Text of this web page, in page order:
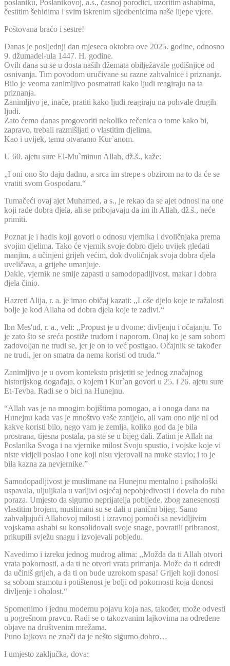
poslaniku, Poslanikovoj, a.s., časnoj porodici, uzoritim ashabima,
čestitim šehidima i svim iskrenim sljedbenicima naše lijepe vjere.
Poštovana braćo i sestre!
Danas je posljednji dan mjeseca oktobra ove 2025. godine, odnosno
9. džumadel-ula 1447. H. godine.
Ovih dana su se u dosta naših džemata obilježavale godišnjice od
osnivanja. Tim povodom uručivane su razne zahvalnice i priznanja.
Bilo je veoma zanimljivo posmatrati kako ljudi reagiraju na ta
priznanja.
Zanimljivo je, inače, pratiti kako ljudi reagiraju na pohvale drugih
ljudi.
Zato ćemo danas progovoriti nekoliko rečenica o tome kako bi,
zapravo, trebali razmišljati o vlastitim djelima.
Kao i uvijek, temu otvaramo Kur`anom.
U 60. ajetu sure El-Mu`minun Allah, dž.š., kaže:
„I oni ono što daju dadnu, a srca im strepe s obzirom na to da će se
vratiti svom Gospodaru.“
Tumačeći ovaj ajet Muhamed, a s., je rekao da se ajet odnosi na one
koji rade dobra djela, ali se pribojavaju da im ih Allah, dž.š., neće
primiti.
Poznat je i hadis koji govori o odnosu vjernika i dvoličnjaka prema
svojim djelima. Tako će vjernik svoje dobro djelo uvijek gledati
manjim, a učinjeni grijeh većim, dok dvoličnjak svoja dobra djela
uveličava, a grijehe umanjuje.
Dakle, vjernik ne smije zapasti u samodopadljivost, makar i dobra
djela činio.
Hazreti Alija, r. a. je imao običaj kazati: ,,Loše djelo koje te ražalosti
bolje je kod Allaha od dobra djela koje te zadivi.“
Ibn Mes'ud, r. a., veli: ,,Propust je u dvome: divljenju i očajanju. To
je zato što se sreća postiže trudom i naporom. Onaj ko je sam sobom
zadovoljan ne trudi se, jer je on to već postigao. Očajnik se također
ne trudi, jer on smatra da nema koristi od truda.“
Zanimljivo je u ovom kontekstu prisjetiti se jednog značajnog
historijskog događaja, o kojem i Kur`an govori u 25. i 26. ajetu sure
Et-Tevba. Radi se o bici na Hunejnu.
“Allah vas je na mnogim bojištima pomogao, a i onoga dana na
Hunejnu kada vas je mnoštvo vaše zanijelo, ali vam ono nije ni od
kakve koristi bilo, nego vam je zemlja, koliko god da je bila
prostrana, tijesna postala, pa ste se u bijeg dali. Zatim je Allah na
Poslanika Svoga i na vjernike milost Svoju spustio, i vojske koje vi
niste vidjeli poslao i one koji nisu vjerovali na muke stavio; i to je
bila kazna za nevjernike.”
Samodopadljivost je muslimane na Hunejnu mentalno i psihološki
uspavala, uljuljkala u varljivi osjećaj nepobjedivosti i dovela do ruba
poraza. Umjesto da sigurno neprijatelja pobijede, zbog zanesenosti
vlastitim brojem, muslimani su se dali u panični bijeg. Samo
zahvaljujući Allahovoj milosti i izravnoj pomoći sa nevidljivim
vojskama ashabi su konsolidovali svoje snage, povratili pribranost,
prikupili svježu snagu i izvojevali pobjedu.
Navedimo i izreku jednog mudrog alima: ,,Možda da ti Allah otvori
vrata pokornosti, a da ti ne otvori vrata primanja. Može da ti odredi
da učiniš grijeh, a da ti on bude uzrokom spasa! Grijeh koji donosi
sa sobom sramotu i potištenost je bolji od pokornosti koja donosi
divljenje i oholost.“
Spomenimo i jednu modernu pojavu koja nas, također, može odvesti
u pogrešnom pravcu. Radi se o takozvanim lajkovima na određene
objave na društvenim mrežama.
Puno lajkova ne znači da je nešto sigurno dobro…
I umjesto zaključka, dova: